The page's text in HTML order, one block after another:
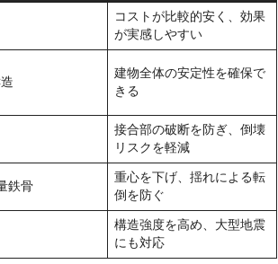
コストが比較的安く、効果
が実感しやすい
建物全体の安定性を確保で
きる
接合部の破断を防ぎ、倒壊
リスクを軽減
鉄骨
重心を下げ、揺れによる転
倒を防ぐ
構造強度を高め、大型地震
にも対応